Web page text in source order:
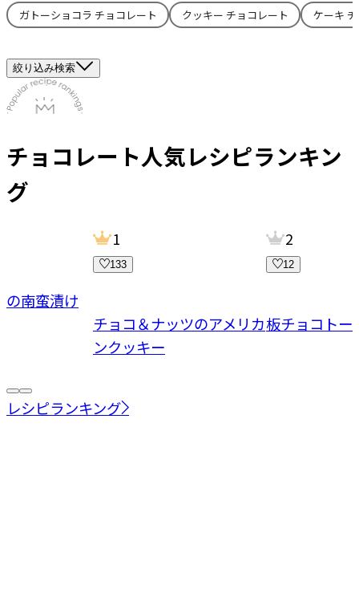
ガトーショコラ チョコレート クッキー チョコレート ケーキ
絞り込み検索
チョコレート人気レシピランキン
グ
の南蛮漬け
1
133
チョコ＆ナッツのアメリカ
ンクッキー
2
12
板チョコトー
レシピランキング